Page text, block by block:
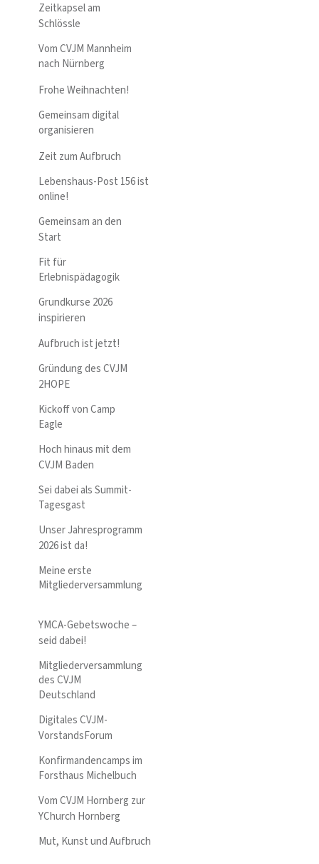
Zeitkapsel am
Schlössle
Vom CVJM Mannheim
nach Nürnberg
Frohe Weihnachten!
Gemeinsam digital
organisieren
Zeit zum Aufbruch
Lebenshaus-Post 156 ist
online!
Gemeinsam an den
Start
Fit für
Erlebnispädagogik
Grundkurse 2026
inspirieren
Aufbruch ist jetzt!
Gründung des CVJM
2HOPE
Kickoff von Camp
Eagle
Hoch hinaus mit dem
CVJM Baden
Sei dabei als Summit-
Tagesgast
Unser Jahresprogramm
2026 ist da!
Meine erste
Mitgliederversammlung
YMCA-Gebetswoche –
seid dabei!
Mitgliederversammlung
des CVJM
Deutschland
Digitales CVJM-
VorstandsForum
Konfirmandencamps im
Forsthaus Michelbuch
Vom CVJM Hornberg zur
YChurch Hornberg
Mut, Kunst und Aufbruch